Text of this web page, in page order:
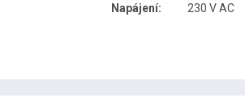
Napájení:
230 V AC